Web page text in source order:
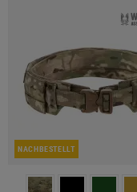
NACHBESTELLT